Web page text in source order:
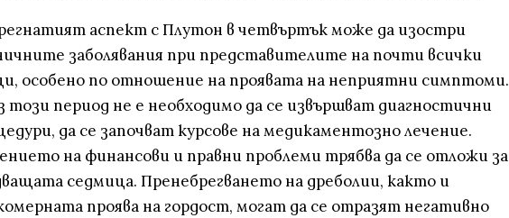
аспект с Плутон в четвъртък може да изостри
заболявания при представителите на почти всички
особено по отношение на проявата на неприятни симптоми.
този период не е необходимо да се извършват диагностични
да се започват курсове на медикаментозно лечение.
на финансови и правни проблеми трябва да се отложи за
седмица. Пренебрегването на дреболии, както и
проява на гордост, могат да се отразят негативно